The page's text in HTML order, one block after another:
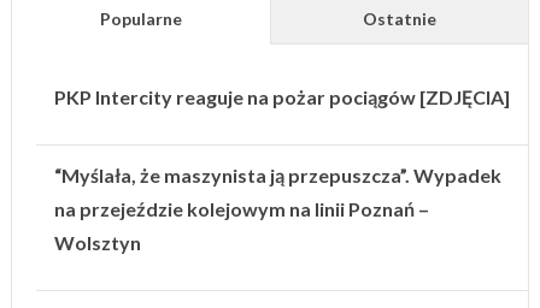
Popularne Ostatnie
PKP Intercity reaguje na pożar pociągów [ZDJĘCIA]
“Myślała, że maszynista ją przepuszcza”. Wypadek
na przejeździe kolejowym na linii Poznań –
Wolsztyn